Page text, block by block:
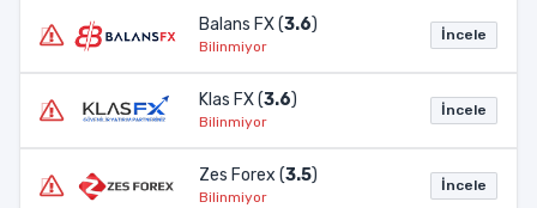
Balans FX (3.6)
Bilinmiyor
İncele
Klas FX (3.6)
Bilinmiyor
İncele
Zes Forex (3.5)
Bilinmiyor
İncele